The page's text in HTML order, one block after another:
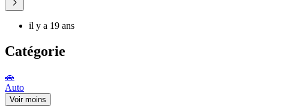
il y a 19 ans
Catégorie
🚗
Auto
Voir moins